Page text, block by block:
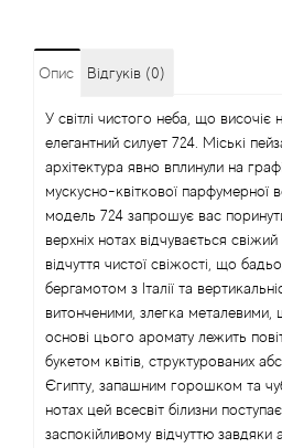
Опис Відгуків (0)
У світлі чистого неба, що височіє
елегантний силует 724. Міські
архітектура явно вплинули на
мускусно-квіткової парфумерної
модель 724 запрошує вас
верхніх нотах відчувається
відчуття чистої свіжості, що
бергамотом з Італії та
витонченими, злегка
основі цього аромату лежить
букетом квітів, структурованих
Єгипту, запашним горошком та
нотах цей всесвіт білизни
заспокійливому відчуттю